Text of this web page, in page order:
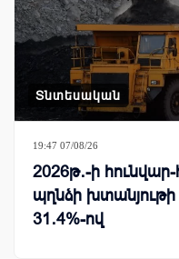
Տնտեսական
19:47 07/08/26
2026թ․-ի
պղնձի խտանյութի
31․4%-ով